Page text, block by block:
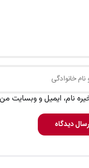
نام، ایمیل و وبسایت
دیدگاه